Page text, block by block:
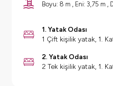
Boyu: 8 m , Eni: 3,75 m ,
1. Yatak Odası
1 Çift kişilik yatak, 1.
2. Yatak Odası
2 Tek kişilik yatak, 1.